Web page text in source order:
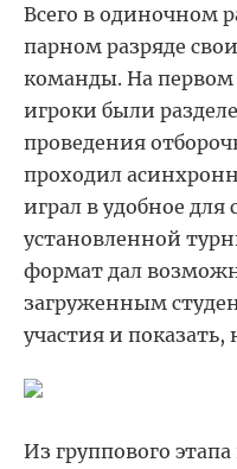
Всего в одиночном
парном разряде
команды. На первом
игроки были
проведения
проходил
играл в удобное для
установленной
формат дал
загруженным
участия и
Из группового